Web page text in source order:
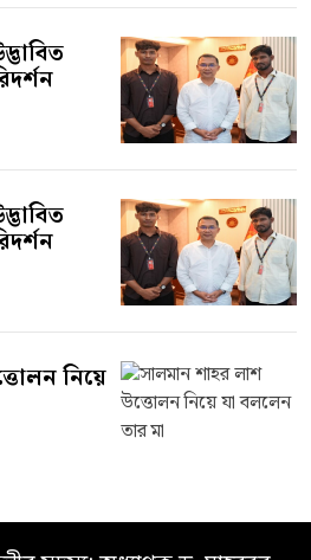
নিয়ে